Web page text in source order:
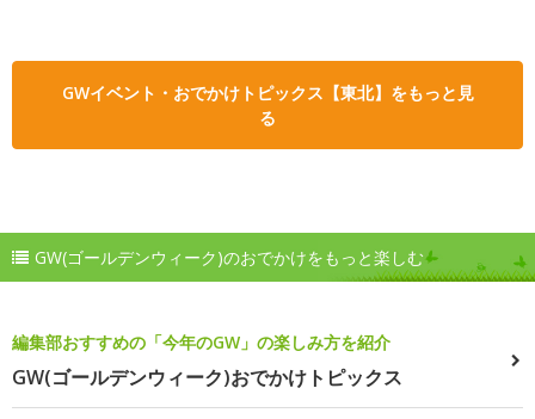
GWイベント・おでかけトピックス【東北】をもっと見
る
GW(ゴールデンウィーク)のおでかけをもっと楽しむ
編集部おすすめの「今年のGW」の楽しみ方を紹介
GW(ゴールデンウィーク)おでかけトピックス